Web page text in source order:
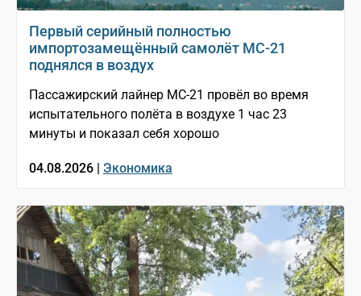
Первый серийный полностью
импортозамещённый самолёт МС-21
поднялся в воздух
Пассажирский лайнер МС-21 провёл во время
испытательного полёта в воздухе 1 час 23
минуты и показал себя хорошо
04.08.2026 | Экономика